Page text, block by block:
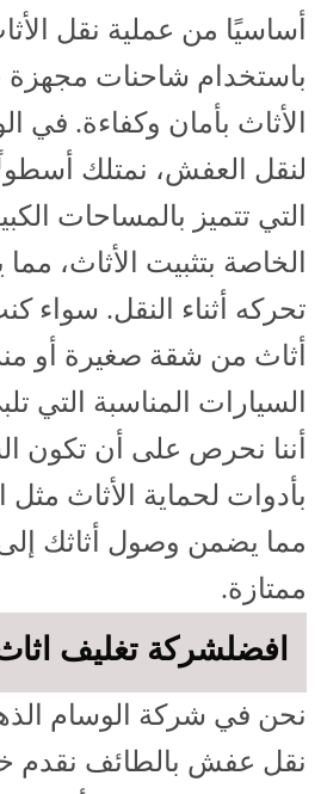
أساسيًا من عملية نقل
باستخدام شاحنات
الأثاث بأمان وكفاءة. في
لنقل العفش، نمتلك
التي تتميز بالمساحات
الخاصة بتثبيت الأثاث،
تحركه أثناء النقل. سواء
أثاث من شقة صغيرة أو
السيارات المناسبة التي
أننا نحرص على أن تكون
بأدوات لحماية الأثاث مثل
مما يضمن وصول أثاثك
ممتازة.
افضلشركة تغليف
نحن في شركة الوسام
نقل عفش بالطائف نقدم